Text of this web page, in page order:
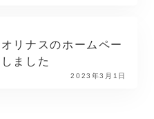
リナスのホームペー
ました
2023年3月1日